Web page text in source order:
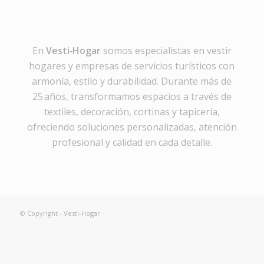
En Vesti‑Hogar somos especialistas en vestir
hogares y empresas de servicios turísticos con
armonía, estilo y durabilidad. Durante más de
25 años, transformamos espacios a través de
textiles, decoración, cortinas y tapicería,
ofreciendo soluciones personalizadas, atención
profesional y calidad en cada detalle.
© Copyright - Vesti-Hogar